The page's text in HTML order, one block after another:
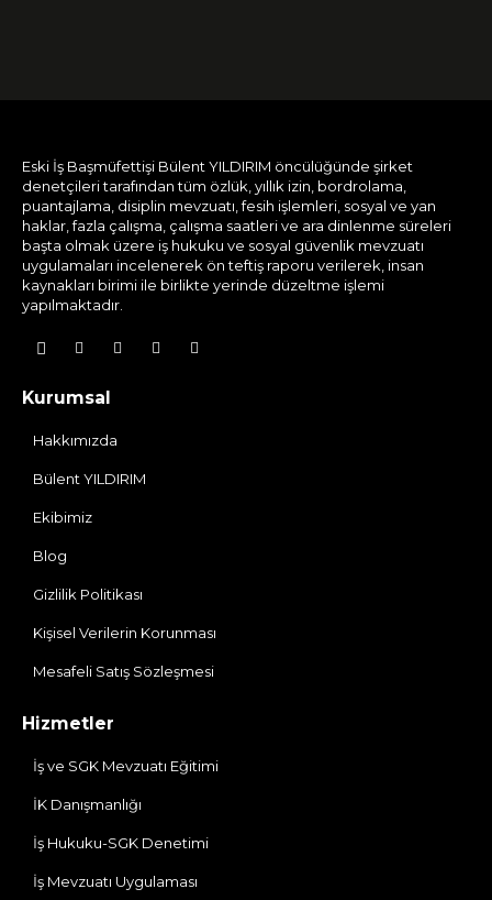
Eski İş Başmüfettişi Bülent YILDIRIM öncülüğünde şirket
denetçileri tarafından tüm özlük, yıllık izin, bordrolama,
puantajlama, disiplin mevzuatı, fesih işlemleri, sosyal ve yan
haklar, fazla çalışma, çalışma saatleri ve ara dinlenme süreleri
başta olmak üzere iş hukuku ve sosyal güvenlik mevzuatı
uygulamaları incelenerek ön teftiş raporu verilerek, insan
kaynakları birimi ile birlikte yerinde düzeltme işlemi
yapılmaktadır.
Kurumsal
Hakkımızda
Bülent YILDIRIM
Ekibimiz
Blog
Gizlilik Politikası
Kişisel Verilerin Korunması
Mesafeli Satış Sözleşmesi
Hizmetler
İş ve SGK Mevzuatı Eğitimi
İK Danışmanlığı
İş Hukuku-SGK Denetimi
İş Mevzuatı Uygulaması